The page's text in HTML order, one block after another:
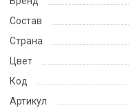
Состав
Страна
Цвет
Код
Артикул